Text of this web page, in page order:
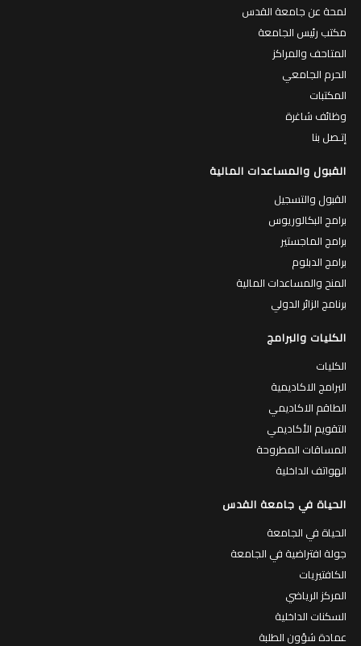
لمحة عن جامعة القدس
مكتب رئيس الجامعة
المتاحف والمراكز
الحرم الجامعي
المكتبات
وظائف شاغرة
إتـصل بنا
القبول والمساعدات المالية
القبول والتسجيل
برامج البكالوريوس
برامج الماجستير
برامج الدبلوم
المنح والمساعدات المالية
برنامج الزائر الدولي
الكليات والبرامج
الكليات
البرامج الاكاديمية
الطاقم الاكاديمي
التقويم الأكاديمي
المساقات المطروحة
الهواتف الداخلية
الحياة في جامعة القدس
الحياة في الجامعة
جولة افتراضية في الجامعة
الكافتيريات
المركز الرياضي
السكنات الداخلية
عمادة شؤون الطلبة